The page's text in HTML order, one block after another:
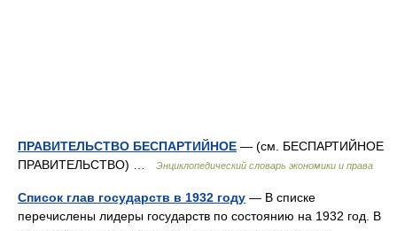
ПРАВИТЕЛЬСТВО БЕСПАРТИЙНОЕ — (см. БЕСПАРТИЙНОЕ
ПРАВИТЕЛЬСТВО) …
Энциклопедический словарь экономики и права
Список глав государств в 1932 году — В списке
перечислены лидеры государств по состоянию на 1932 год. В